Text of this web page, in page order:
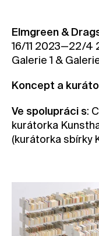
Elmgreen &
16/11 2023—22/4
Galerie 1 &
Koncept a
Ve spolupráci s:
kurátorka
(kurátorka sbírky